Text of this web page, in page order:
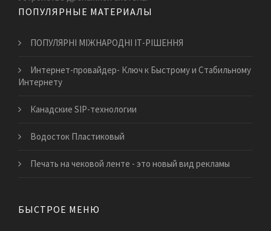
ПОПУЛЯРНЫЕ МАТЕРИАЛЫ
ПОПУЛЯРНІ МІЖНАРОДНІ ІТ-РІШЕННЯ
Интернет-провайдер- Ключ к Быстрому и Стабильному
Интернету
​Канадские SIP-технологии
Водосток Пластиковый
Печать на чековой ленте - это новый вид рекламы
БЫСТРОЕ МЕНЮ